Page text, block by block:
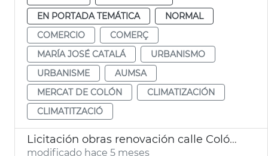
EN PORTADA TEMÁTICA
NORMAL
COMERCIO
COMERÇ
MARÍA JOSÉ CATALÁ
URBANISMO
URBANISME
AUMSA
MERCAT DE COLÓN
CLIMATIZACIÓN
CLIMATITZACIÓ
Licitación obras renovación calle Colón València
modificado hace 5 meses